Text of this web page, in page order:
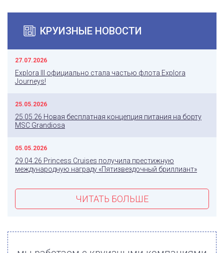
КРУИЗНЫЕ НОВОСТИ
27.07.2026
Explora III официально стала частью флота Explora
Journeys!
25.05.2026
25.05.26 Новая бесплатная концепция питания на борту
MSC Grandiosa
05.05.2026
29.04.26 Princess Cruises получила престижную
международную награду «Пятизвездочный бриллиант»
ЧИТАТЬ БОЛЬШЕ